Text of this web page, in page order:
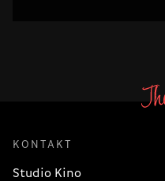
KONTAKT
Studio Kino